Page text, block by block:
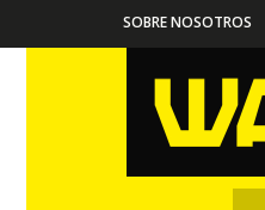
SOBRE NOSOTROS